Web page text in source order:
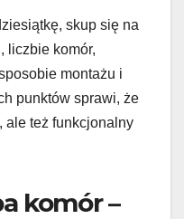
skup się na
liczbie komór,
montażu i
punktów sprawi, że
ale też funkcjonalny
komór –